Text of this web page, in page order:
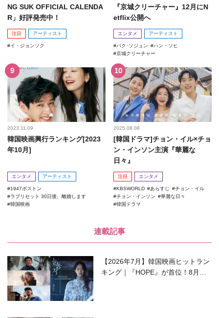
NG SUK OFFICIAL CALENDA
R」好評発売中！
注目 アーティスト
イ・ジョンソク
『京城クリーチャー』12月にN
etflix公開へ
エンタメ アーティスト
パク･ソジュン
ハン・ソヒ
京城クリーチャー
2023.11.09
韓国映画興行ランキング[2023
年10月]
エンタメ アーティスト
1947ボストン
ラブリセット 30日後、離婚します
韓国映画
2025.08.08
[韓国ドラマ]チョン・イル×チョ
ン・インソン主演『華麗な
日々』
注目 エンタメ
KBSWORLD あらすじ
チョン・イル
チョン・インソン
華麗な日々
韓国ドラマ
連載記事
【2026年7月】韓国映画ヒットラン
キング｜『HOPE』が首位！8月公